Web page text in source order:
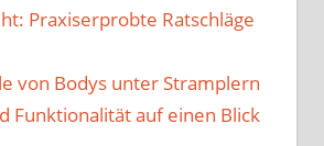
Praxiserprobte Ratschläge
von Bodys unter Stramplern
Funktionalität auf einen Blick